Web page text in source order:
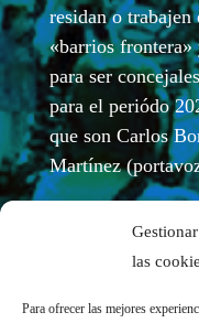
las
Para ofrecer las mejores
residan o trabajen
«barrios
para ser
para el periódo
que son Carlos
Martínez